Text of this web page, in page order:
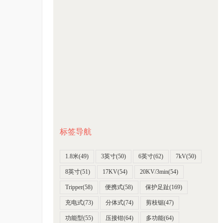
标签导航
1.8米(49) 3英寸(50) 6英寸(62) 7kV(50)
8英寸(51) 17KV(54) 20KV/3min(54)
Tripper(58) 便携式(58) 保护足趾(169)
充电式(73) 分体式(74) 剪枝锯(47)
功能型(55) 压接钳(64) 多功能(64)